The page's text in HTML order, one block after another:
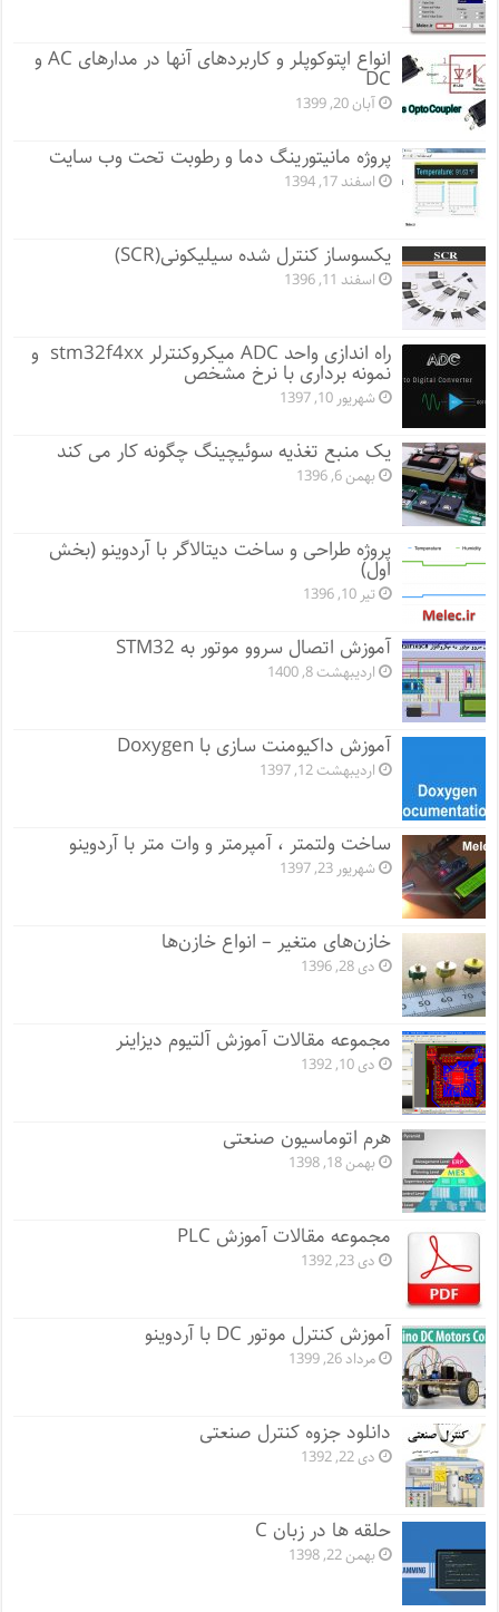
انواع اپتوکوپلر و کاربردهای آنها در مدارهای AC و
DC
آبان 20, 1399
پروژه مانيتورينگ دما و رطوبت تحت وب سایت
اسفند 17, 1394
یکسوساز کنترل شده سیلیکونی(SCR)
اسفند 11, 1396
راه اندازی واحد ADC میکروکنترلر stm32f4xx و
نمونه برداری با نرخ مشخص
شهریور 10, 1397
یک منبع تغذیه سوئیچینگ چگونه کار می کند
بهمن 6, 1396
پروژه طراحی و ساخت دیتالاگر با آردوینو (بخش
اول)
تیر 10, 1396
آموزش اتصال سروو موتور به STM32
اردیبهشت 8, 1400
آموزش داکیومنت سازی با Doxygen
اردیبهشت 12, 1397
ساخت ولتمتر ، آمپرمتر و وات متر با آردوینو
شهریور 23, 1397
خازن‌های متغیر – انواع خازن‌ها
دی 28, 1396
مجموعه مقالات آموزش آلتیوم دیزاینر
دی 10, 1392
هرم اتوماسیون صنعتی
بهمن 18, 1398
مجموعه مقالات آموزش PLC
دی 23, 1392
آموزش کنترل موتور DC با آردوینو
مرداد 26, 1399
دانلود جزوه کنترل صنعتی
دی 22, 1392
حلقه ها در زبان C
بهمن 22, 1398